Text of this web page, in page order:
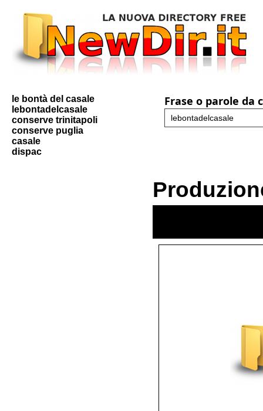
le bontà del casale
lebontadelcasale
conserve trinitapoli
conserve puglia
casale
dispac
Frase o parole da